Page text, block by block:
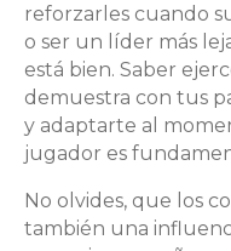
reforzarles cuando
o ser un líder más
está bien. Saber
demuestra con tus
y adaptarte al
jugador es
No olvides, que los
también una